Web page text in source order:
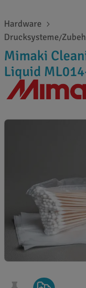
Hardware
Drucksysteme/
Mimaki
Liquid